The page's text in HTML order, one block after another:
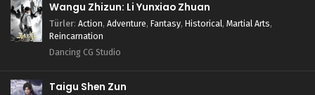
Wangu Zhizun: Li Yunxiao Zhuan
Türler: Action, Adventure, Fantasy, Historical, Martial Arts,
Reincarnation
Dancing CG Studio
Taigu Shen Zun